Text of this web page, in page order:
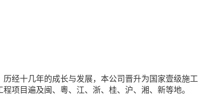
历经十几年的成长与发展，本公司晋升为国家壹级施
项目遍及闽、粵、江、浙、桂、沪、湘、新等地。